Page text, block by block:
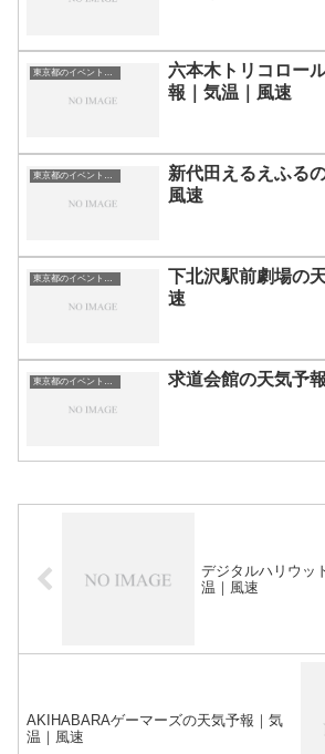
東京都のイベント会場一覧
六本木トリコロー
報｜気温｜風速
新代田えるえふる
風速
下北沢駅前劇場の
速
求道会館の天気予
デジタルハリウッ
温｜風速
AKIHABARAゲーマーズの天気予報｜気
温｜風速